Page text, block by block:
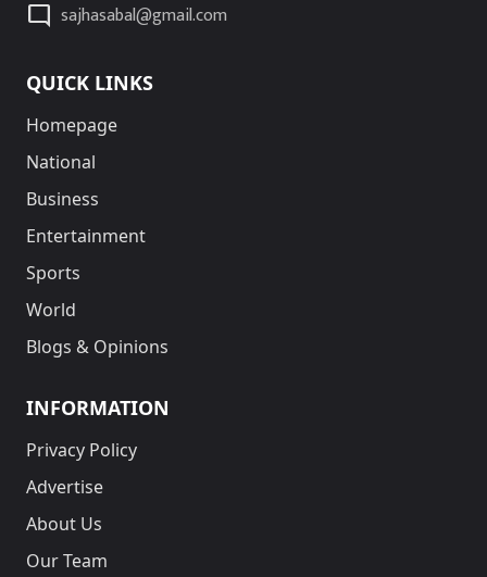
mode_comment sajhasabal@gmail.com
QUICK LINKS
Homepage
National
Business
Entertainment
Sports
World
Blogs & Opinions
INFORMATION
Privacy Policy
Advertise
About Us
Our Team